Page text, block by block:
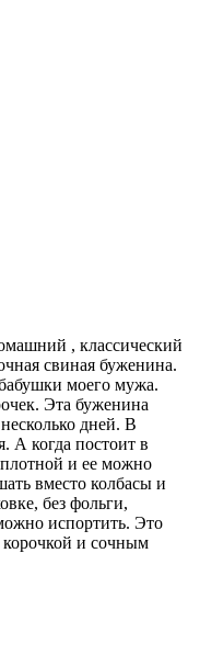
, классический
свиная буженина.
моего мужа.
Эта буженина
дней. В
А когда постоит в
плотной и ее можно
вместо колбасы и
без фольги,
испортить. Это
корочкой и сочным